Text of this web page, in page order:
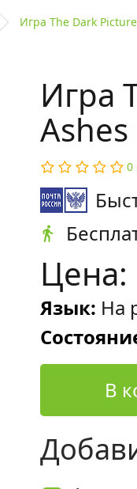
Игра The Dark
Игра
Ashes
0
Цена:
Язык: На
В